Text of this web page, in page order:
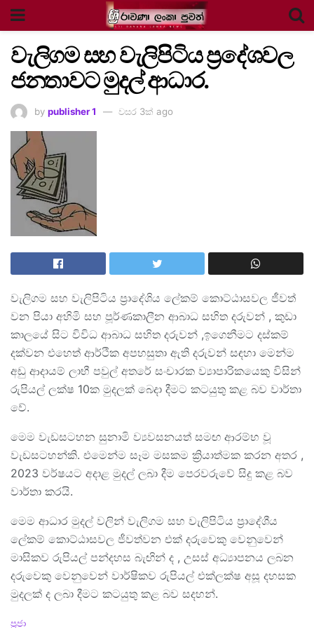
වැලිගම සහ වැලිපිටිය ප්‍රදේශවල
ජනතාවට මුදල් ආධාර.
by publisher 1 වසර 3ක් ago
වැලිගම සහ වැලිපිටිය ප්‍රාදේශිය ලේකම් කොට්ඨාසවල ජීවත්
වන පියා අහිමි සහ පූර්ණකාලීන ආබාධ සහිත දරුවන් , කුඩා
කාලයේ සිට විවිධ ආබාධ සහිත දරුවන් ,ඉගෙනීමට දස්කම්
දක්වන එහෙත් ආර්ථික අපහසුතා ඇති දරුවන් සඳහා මෙන්ම
අඩු ආදායම් ලාභී පවුල් අතරේ සංචාරක ව්‍යාපාරිකයෙකු විසින්
රුපියල් ලක්ෂ 10ක මුදලක් බෙදා දීමට කටයුතු කළ බව වාර්තා
වේ.
මෙම වැඩසටහන සුනාමි ව්‍යවසනයත් සමඟ ආරම්භ වූ
වැඩසටහන්කි. එමෙන්ම සෑම මසකම ක්‍රියාත්මක කරන අතර ,
2023 වර්ෂයට අදාළ මුදල් ලබා දීම පෙරවරුවේ සිදු කළ බව
වාර්තා කරයි.
මෙම ආධාර මුදල් වලින් වැලිගම සහ වැලිපිටිය ප්‍රාදේශීය
ලේකම් කොට්ඨාසවල ජීවත්වන එක් දරුවෙකු වෙනුවෙන්
මාසිකව රුපියල් පන්දහස බැඟින් ද , උසස් අධ්‍යාපනය ලබන
දරුවෙකු වෙනුවෙන් වාර්ෂිකව රුපියල් එක්ලක්ෂ අසූ දහසක
මුදලක් ද ලබා දීමට කටයුතු කළ බව සදහන්.
C
ප්‍රජා